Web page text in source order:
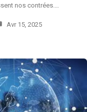
nos contrées.…
Avr 15, 2025